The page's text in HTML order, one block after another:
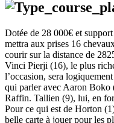
Dotée de 28 000€ et
mettra aux prises 16
courir sur la distance de
Vinci Pierji (16), le plus
l’occasion, sera
qui parler avec Aaron Boko
Raffin. Tallien (9), lui, en
Pour ce qui est de Horton
belle carte à jouer pour les